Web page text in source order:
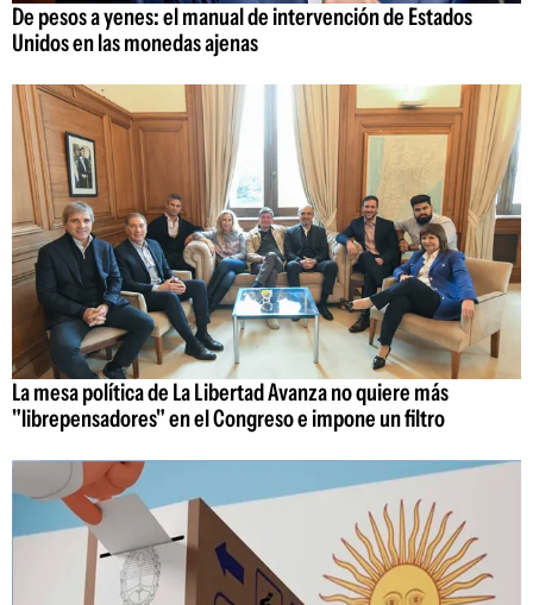
De pesos a yenes: el manual de intervención de Estados
Unidos en las monedas ajenas
La mesa política de La Libertad Avanza no quiere más
"librepensadores" en el Congreso e impone un filtro